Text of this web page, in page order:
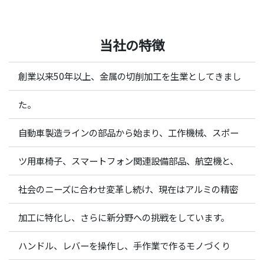
当社の特徴
創業以来50年以上、金属の切削加工を生業としてきまし
た。
自動車製造ラインの部品から始まり、工作機械、スポー
ツ用車椅子、スマートフォン関連設備部品、航空機と、
社会のニーズに合わせ変革し続け、現在はアルミの精密
加工に特化し、さらに新分野への挑戦をしています。
ハンドル、レバーを操作し、手作業で作るモノづくり